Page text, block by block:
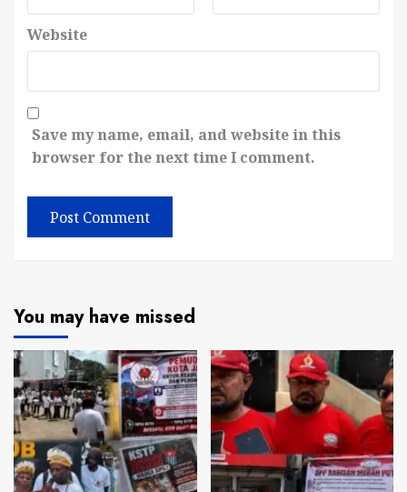
Website
Save my name, email, and website in this
browser for the next time I comment.
You may have missed